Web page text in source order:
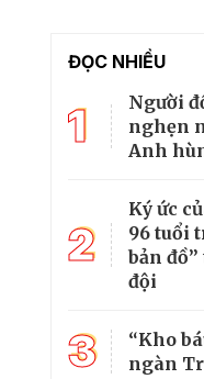
ĐỌC NHIỀU
1
Người
nghẹn
Anh
2
Ký ức
96 tuổi
bản
đội
3
“Kho
ngàn